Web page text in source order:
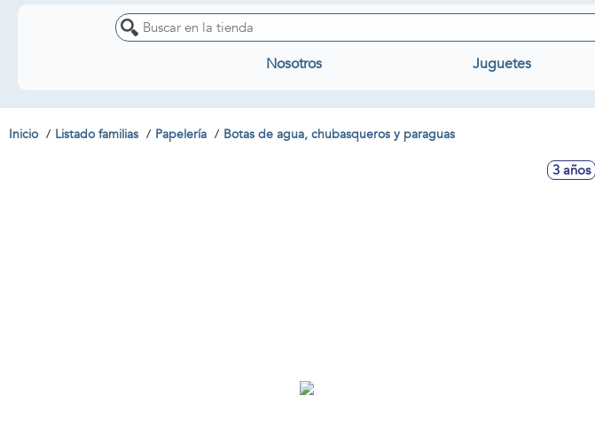
Nosotros Juguetes
Inicio Listado familias Papelería Botas de agua, chubasqueros y paraguas
3 años